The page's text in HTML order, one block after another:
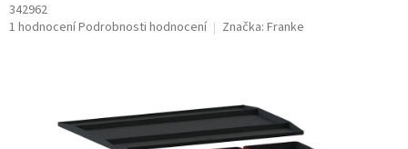
342962
Průměrné
1 hodnoceníPodrobnosti hodnocení Značka: Franke